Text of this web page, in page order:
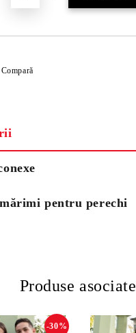
Compară
pentru perechi
Produse asociate
-30%